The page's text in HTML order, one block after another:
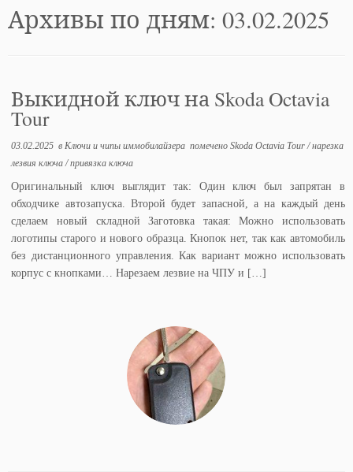
Архивы по дням: 03.02.2025
Выкидной ключ на Skoda Octavia
Tour
03.02.2025 в Ключи и чипы иммобилайзера помеченоSkoda Octavia Tour/нарезка
лезвия ключа/привязка ключа
Оригинальный ключ выглядит так: Один ключ был запрятан в
обходчике автозапуска. Второй будет запасной, а на каждый день
сделаем новый складной Заготовка такая: Можно использовать
логотипы старого и нового образца. Кнопок нет, так как автомобиль
без дистанционного управления. Как вариант можно использовать
корпус с кнопками… Нарезаем лезвие на ЧПУ и […]